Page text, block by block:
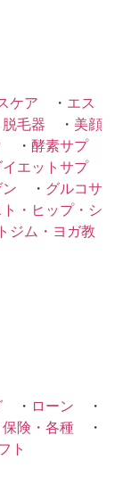
ケア ・ エス
毛器 ・ 美顔
・ 酵素サプ
エットサプ
・ グルコサ
・ヒップ・シ
ジム・ヨガ教
・ ローン ・
険・各種 ・
ト